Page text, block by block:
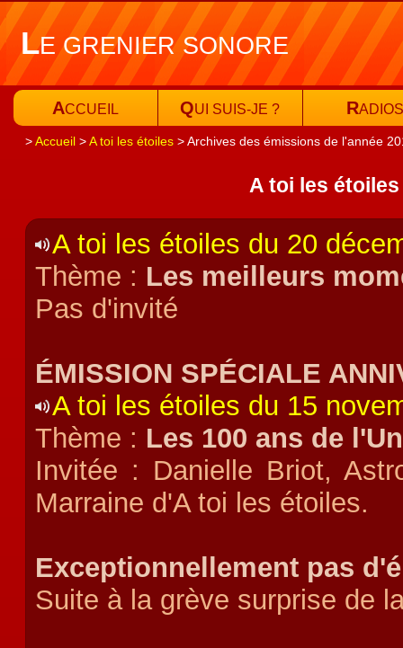
LE GRENIER SONORE
ACCUEIL QUI SUIS-JE ? RADIOS
Accueil A toi les étoiles Archives des émissions de l'année
A toi les
A toi les étoiles du 20
Thème : Les meilleurs
Pas d'invité
ÉMISSION SPÉCIALE
A toi les étoiles du 15
Thème : Les 100 ans de
Invitée : Danielle Briot,
Marraine d'A toi les étoiles.
Exceptionnellement pas
Suite à la grève surprise de